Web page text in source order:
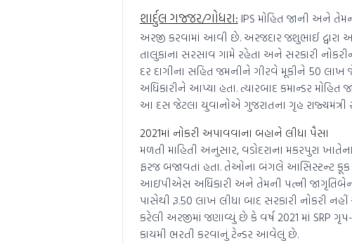
શાર્દુલ ગજ્જર/ગોધરા: IPS મોહિત જાની અને
અરજી કરવામાં આવી છે. અરજદાર જશુભાઈ દ્વારા
તાલુકાના સરસાવ ગામે રહેતા અને સરકારી
દર દાગીના સહિત જમનીને ગીરવે મૂકીને 50 લાખ
અધિકારીને આપ્યા હતા. ત્યારબાદ કમાન્ડર
આ દસ જેટલા યુવાનોએ ગુજરાતના ગૃહ
2021માં નોકરી અપાવવાના બહાને લીધા પૈસા
મળતી માહિતી અનુસાર, વડોદરાના મકરપુરા
ફરજ બજાવતાં હતા. તેઓના બંગલે આસિસ્ટન્ટ કૂક
આઇપીએસ અધિકારી અને તેમની પત્ની જાગૃતિબેન
પાસેથી રૂ.50 લાખ લીધા બાદ સરકારી નોકરી
કરેલી અરજીમાં જણાવ્યું છે કે વર્ષ 2021 માં SRP
કાયમી ભરતી કરવાનું ટેન્ડર આવેલું છે.